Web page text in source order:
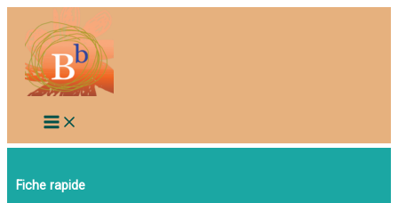
contenu
Fiche rapide